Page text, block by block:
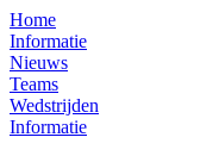
Home
Informatie
Nieuws
Teams
Wedstrijden
Informatie